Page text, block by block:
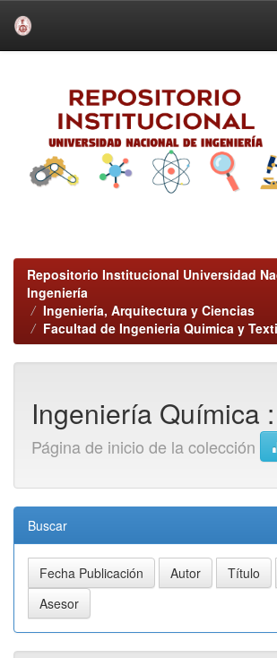
Repositorio Institucional Universidad
Ingeniería
Ingeniería, Arquitectura y Ciencias
Facultad de Ingenieria Quimica y
Ingeniería Química
Página de inicio de la colección
Buscar